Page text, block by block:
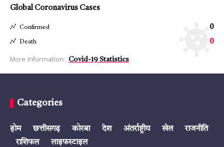
Global Coronavirus Cases
Confirmed 0
Death 0
More Information: Covid-19 Statistics
Categories
होम छत्तीसगढ़ कोरबा देश अंतर्राष्ट्रीय खेल
राजनीति
राशिफल
लाइफस्टाइल